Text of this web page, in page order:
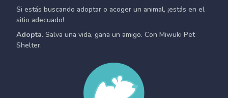
Si estás buscando adoptar o acoger un animal, ¡estás en el
sitio adecuado!
Adopta. Salva una vida, gana un amigo. Con Miwuki Pet
Shelter.